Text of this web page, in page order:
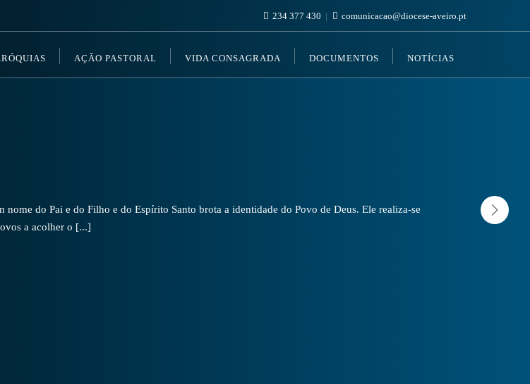
234 377 430 comunicacao@diocese-aveiro.pt
AÇÃO PASTORAL VIDA CONSAGRADA DOCUMENTOS NOTÍCIAS
do Pai e do Filho e do Espírito Santo brota a identidade do Povo de Deus. Ele realiza-se
a acolher o [...]